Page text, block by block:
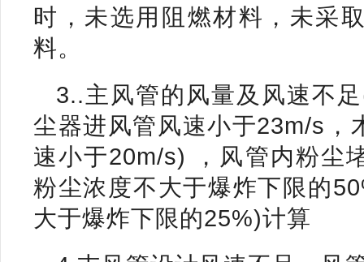
时，未选用阻燃材料，未采
料。
3..主风管的风量及风速不
尘器进风管风速小于23m/s，
速小于20m/s) ，风管内粉尘
粉尘浓度不大于爆炸下限的
大于爆炸下限的25%)计算